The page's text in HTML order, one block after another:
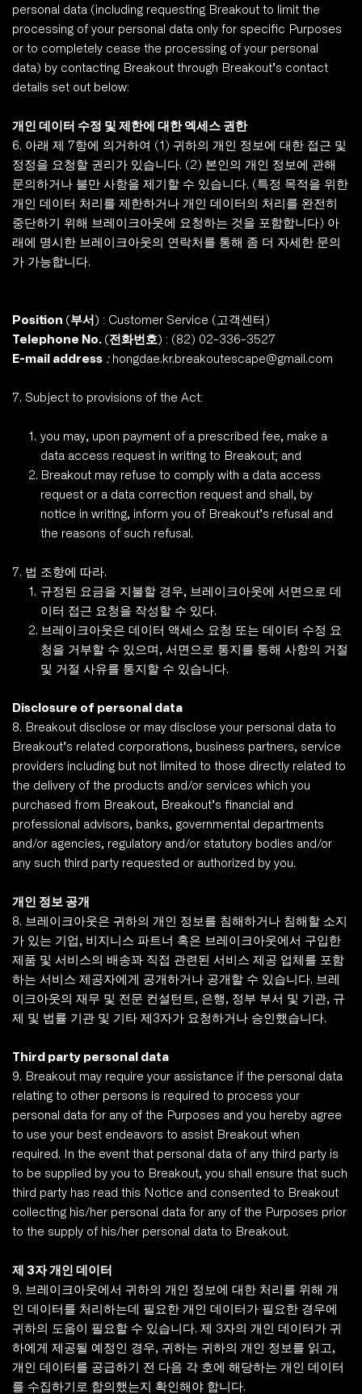
personal data (including requesting Breakout to limit the
processing of your personal data only for specific Purposes
or to completely cease the processing of your personal
data) by contacting Breakout through Breakout’s contact
details set out below:
개인 데이터 수정 및 제한에 대한 엑세스 권한
6. 아래 제 7항에 의거하여 (1) 귀하의 개인 정보에 대한 접근 및
정정을 요청할 권리가 있습니다. (2) 본인의 개인 정보에 관해
문의하거나 불만 사항을 제기할 수 있습니다. (특정 목적을 위한
개인 데이터 처리를 제한하거나 개인 데이터의 처리를 완전히
중단하기 위해 브레이크아웃에 요청하는 것을 포함합니다) 아
래에 명시한 브레이크아웃의 연락처를 통해 좀 더 자세한 문의
가 가능합니다.
Position (부서) : Customer Service (고객센터)
Telephone No. (전화번호) : (82) 02-336-3527
E-mail address : hongdae.kr.breakoutescape@gmail.com
7. Subject to provisions of the Act:
you may, upon payment of a prescribed fee, make a
data access request in writing to Breakout; and
Breakout may refuse to comply with a data access
request or a data correction request and shall, by
notice in writing, inform you of Breakout’s refusal and
the reasons of such refusal.
7. 법 조항에 따라.
규정된 요금을 지불할 경우, 브레이크아웃에 서면으로 데
이터 접근 요청을 작성할 수 있다.
브레이크아웃은 데이터 액세스 요청 또는 데이터 수정 요
청을 거부할 수 있으며, 서면으로 통지를 통해 사항의 거절
및 거절 사유를 통지할 수 있습니다.
Disclosure of personal data
8. Breakout disclose or may disclose your personal data to
Breakout’s related corporations, business partners, service
providers including but not limited to those directly related to
the delivery of the products and/or services which you
purchased from Breakout, Breakout’s financial and
professional advisors, banks, governmental departments
and/or agencies, regulatory and/or statutory bodies and/or
any such third party requested or authorized by you.
개인 정보 공개
8. 브레이크아웃은 귀하의 개인 정보를 침해하거나 침해할 소지
가 있는 기업, 비지니스 파트너 혹은 브레이크아웃에서 구입한
제품 및 서비스의 배송꽈 직접 관련된 서비스 제공 업체를 포함
하는 서비스 제공자에게 공개하거나 공개할 수 있습니다. 브레
이크아웃의 재무 및 전문 컨설턴트, 은행, 정부 부서 및 기관, 규
제 및 법률 기관 및 기타 제3자가 요청하거나 승인했습니다.
Third party personal data
9. Breakout may require your assistance if the personal data
relating to other persons is required to process your
personal data for any of the Purposes and you hereby agree
to use your best endeavors to assist Breakout when
required. In the event that personal data of any third party is
to be supplied by you to Breakout, you shall ensure that such
third party has read this Notice and consented to Breakout
collecting his/her personal data for any of the Purposes prior
to the supply of his/her personal data to Breakout.
제 3자 개인 데이터
9. 브레이크아웃에서 귀하의 개인 정보에 대한 처리를 위해 개
인 데이터를 처리하는데 필요한 개인 데이터가 필요한 경우에
귀하의 도움이 필요할 수 있습니다. 제 3자의 개인 데이터가 귀
하에게 제공될 예정인 경우, 귀하는 귀하의 개인 정보를 읽고,
개인 데이터를 공급하기 전 다음 각 호에 해당하는 개인 데이터
를 수집하기로 합의했는지 확인해야 합니다.